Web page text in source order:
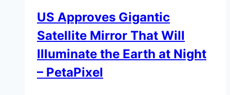
US Approves Gigantic
Satellite Mirror That Will
Illuminate the Earth at Night
– PetaPixel